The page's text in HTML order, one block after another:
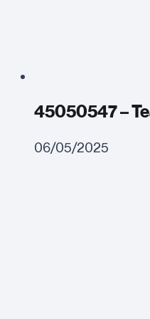
45050547 –
06/05/2025